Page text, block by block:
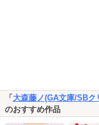
「 大森藤ノ(GA文庫/SBク
のおすすめ作品